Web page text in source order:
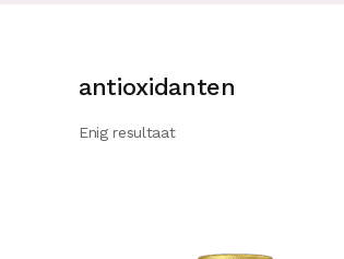
antioxidanten
Enig resultaat